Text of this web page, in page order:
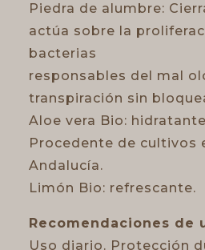
Piedra de alumbre:
actúa sobre la
bacterias
responsables del mal
transpiración sin
Aloe vera Bio:
Procedente de cultivos
Andalucía.
Limón Bio: refrescante.
Recomendaciones de
Uso diario. Protección